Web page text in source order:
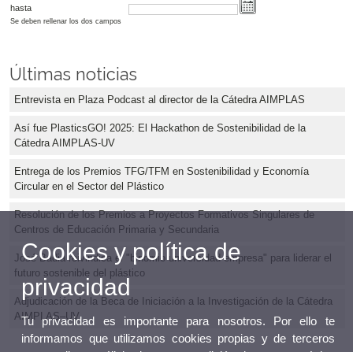
hasta
Se deben rellenar los dos campos
Últimas noticias
Entrevista en Plaza Podcast al director de la Cátedra AIMPLAS
Así fue PlasticsGO! 2025: El Hackathon de Sostenibilidad de la
Cátedra AIMPLAS-UV
Entrega de los Premios TFG/TFM en Sostenibilidad y Economía
Circular en el Sector del Plástico
Resolución de los Premios a Proyectos Formativos Singulares de
Centros de Educación Primaria y Secundaria
José Badia reivindica el "binomio universidad-empresa" para liderar el
futuro sostenible del plástico
Adjudicación de la Beca de Iniciación a la Investigación de la Cátedra
AIMPLAS–UV
Cookies y política de
privacidad
Tu privacidad es importante para nosotros. Por ello te
informamos que utilizamos cookies propias y de terceros